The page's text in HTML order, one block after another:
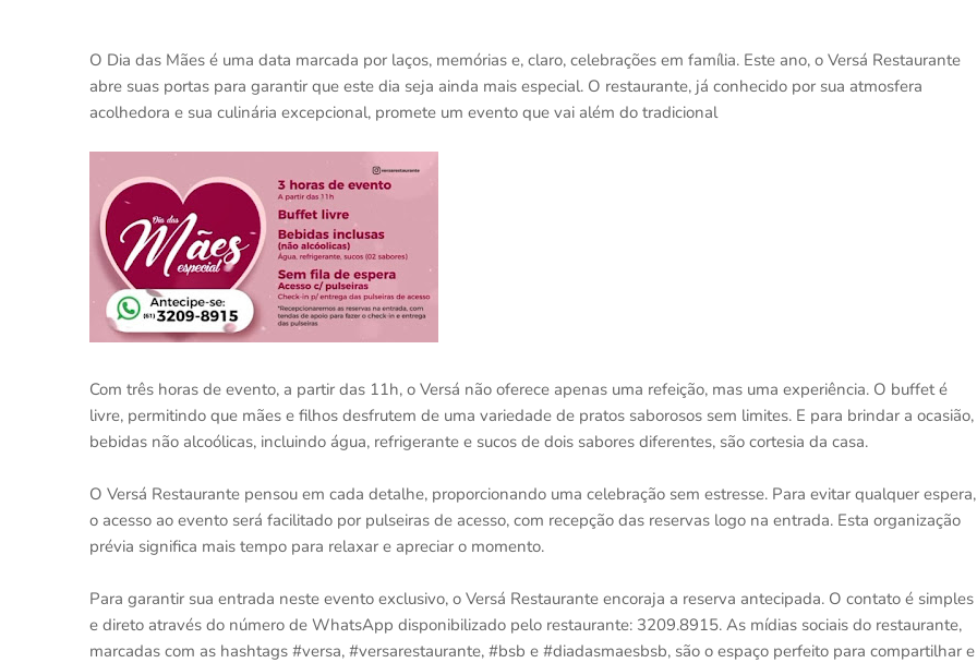
O Dia das Mães é uma data marcada por laços, memórias e, claro, celebrações em família. Este ano, o Versá Restaurante
abre suas portas para garantir que este dia seja ainda mais especial. O restaurante, já conhecido por sua atmosfera
acolhedora e sua culinária excepcional, promete um evento que vai além do tradicional
Com três horas de evento, a partir das 11h, o Versá não oferece apenas uma refeição, mas uma experiência. O buffet é
livre, permitindo que mães e filhos desfrutem de uma variedade de pratos saborosos sem limites. E para brindar a ocasião,
bebidas não alcoólicas, incluindo água, refrigerante e sucos de dois sabores diferentes, são cortesia da casa.
O Versá Restaurante pensou em cada detalhe, proporcionando uma celebração sem estresse. Para evitar qualquer espera,
o acesso ao evento será facilitado por pulseiras de acesso, com recepção das reservas logo na entrada. Esta organização
prévia significa mais tempo para relaxar e apreciar o momento.
Para garantir sua entrada neste evento exclusivo, o Versá Restaurante encoraja a reserva antecipada. O contato é simples
e direto através do número de WhatsApp disponibilizado pelo restaurante: 3209.8915. As mídias sociais do restaurante,
marcadas com as hashtags #versa, #versarestaurante, #bsb e #diadasmaesbsb, são o espaço perfeito para compartilhar e